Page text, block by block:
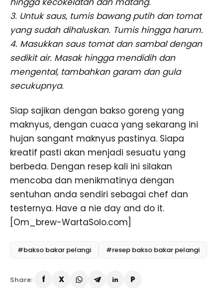
3. Untuk saus, tumis bawang putih dan tomat
yang sudah dihaluskan. Tumis hingga harum.
4. Masukkan saus tomat dan sambal dengan
sedikit air. Masak hingga mendidih dan
mengental, tambahkan garam dan gula
secukupnya.
Siap sajikan dengan bakso goreng yang
maknyus, dengan cuaca yang sekarang ini
hujan sangant maknyus pastinya. Siapa
kreatif pasti akan menjadi sesuatu yang
berbeda. Dengan resep kali ini silakan
mencoba dan menikmatinya dengan
sentuhan anda sendiri sebagai chef dan
testernya. Have a nie day and do it.
[Om_brew-WartaSolo.com]
#bakso bakar pelangi #resep bakso bakar pelangi
Share: